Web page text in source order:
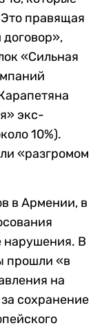
правящая
«Сильная
экс-
10%).
«разгромом
в Армении, в
нарушения. В
прошли «в
на
сохранение